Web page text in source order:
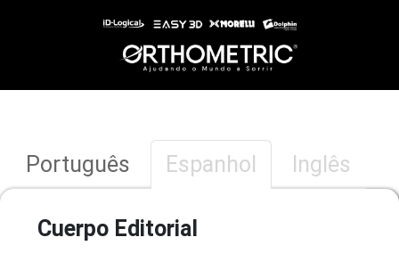
Português Espanhol Inglês
Cuerpo Editorial